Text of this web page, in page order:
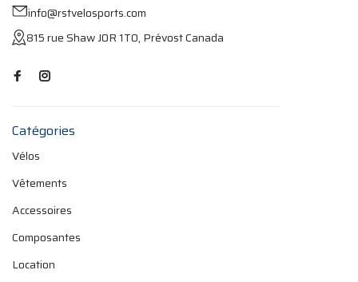
info@rstvelosports.com
815 rue Shaw J0R 1T0, Prévost Canada
Catégories
Vélos
Vêtements
Accessoires
Composantes
Location